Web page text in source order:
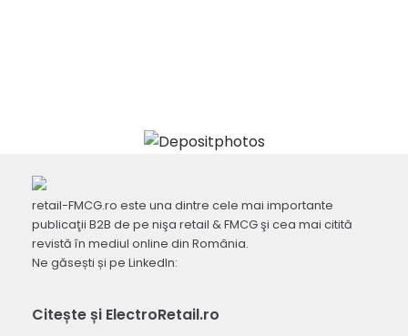
retail-FMCG.ro este una dintre cele mai importante
publicaţii B2B de pe nişa retail & FMCG şi cea mai citită
revistă în mediul online din România.
Ne găsești și pe LinkedIn:
Citește și ElectroRetail.ro